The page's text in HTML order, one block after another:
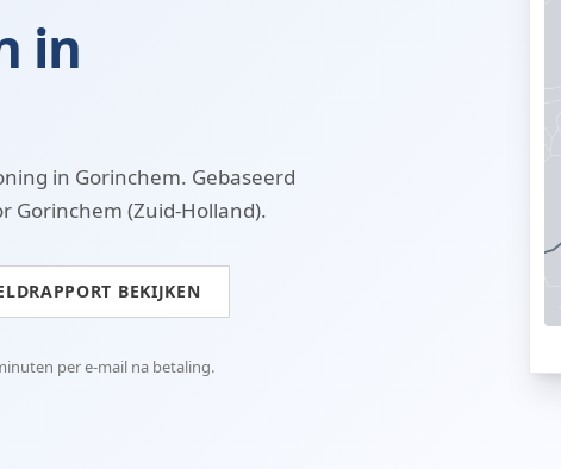
in
in Gorinchem. Gebaseerd
Gorinchem (Zuid-Holland).
BEKIJKEN
per e-mail na betaling.